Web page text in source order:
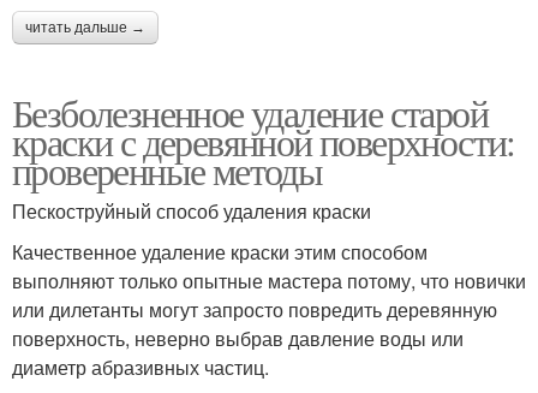
читать дальше →
Безболезненное удаление старой
краски с деревянной поверхности:
проверенные методы
Пескоструйный способ удаления краски
Качественное удаление краски этим способом
выполняют только опытные мастера потому, что новички
или дилетанты могут запросто повредить деревянную
поверхность, неверно выбрав давление воды или
диаметр абразивных частиц.